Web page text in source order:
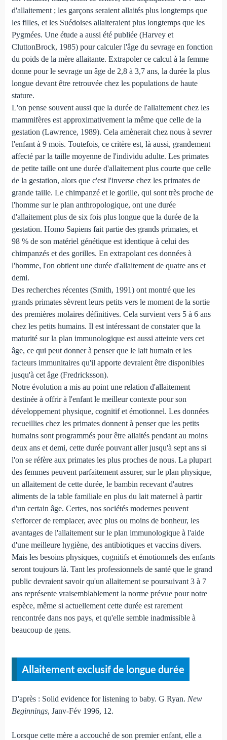
d'allaitement ; les garçons seraient allaités plus longtemps que
les filles, et les Suédoises allaiteraient plus longtemps que les
Pygmées. Une étude a aussi été publiée (Harvey et
CluttonBrock, 1985) pour calculer l'âge du sevrage en fonction
du poids de la mère allaitante. Extrapoler ce calcul à la femme
donne pour le sevrage un âge de 2,8 à 3,7 ans, la durée la plus
longue devant être retrouvée chez les populations de haute
stature.
L'on pense souvent aussi que la durée de l'allaitement chez les
mammifères est approximativement la même que celle de la
gestation (Lawrence, 1989). Cela amènerait chez nous à sevrer
l'enfant à 9 mois. Toutefois, ce critère est, là aussi, grandement
affecté par la taille moyenne de l'individu adulte. Les primates
de petite taille ont une durée d'allaitement plus courte que celle
de la gestation, alors que c'est l'inverse chez les primates de
grande taille. Le chimpanzé et le gorille, qui sont très proche de
l'homme sur le plan anthropologique, ont une durée
d'allaitement plus de six fois plus longue que la durée de la
gestation. Homo Sapiens fait partie des grands primates, et
98 % de son matériel génétique est identique à celui des
chimpanzés et des gorilles. En extrapolant ces données à
l'homme, l'on obtient une durée d'allaitement de quatre ans et
demi.
Des recherches récentes (Smith, 1991) ont montré que les
grands primates sèvrent leurs petits vers le moment de la sortie
des premières molaires définitives. Cela survient vers 5 à 6 ans
chez les petits humains. Il est intéressant de constater que la
maturité sur la plan immunologique est aussi atteinte vers cet
âge, ce qui peut donner à penser que le lait humain et les
facteurs immunitaires qu'il apporte devraient être disponibles
jusqu'à cet âge (Fredricksson).
Notre évolution a mis au point une relation d'allaitement
destinée à offrir à l'enfant le meilleur contexte pour son
développement physique, cognitif et émotionnel. Les données
recueillies chez les primates donnent à penser que les petits
humains sont programmés pour être allaités pendant au moins
deux ans et demi, cette durée pouvant aller jusqu'à sept ans si
l'on se réfère aux primates les plus proches de nous. La plupart
des femmes peuvent parfaitement assurer, sur le plan physique,
un allaitement de cette durée, le bambin recevant d'autres
aliments de la table familiale en plus du lait maternel à partir
d'un certain âge. Certes, nos sociétés modernes peuvent
s'efforcer de remplacer, avec plus ou moins de bonheur, les
avantages de l'allaitement sur le plan immunologique à l'aide
d'une meilleure hygiène, des antibiotiques et vaccins divers.
Mais les besoins physiques, cognitifs et émotionnels des enfants
seront toujours là. Tant les professionnels de santé que le grand
public devraient savoir qu'un allaitement se poursuivant 3 à 7
ans représente vraisemblablement la norme prévue pour notre
espèce, même si actuellement cette durée est rarement
rencontrée dans nos pays, et qu'elle semble inadmissible à
beaucoup de gens.
Allaitement exclusif de longue durée
D'après : Solid evidence for listening to baby. G Ryan. New
Beginnings, Janv-Fév 1996, 12.
Lorsque cette mère a accouché de son premier enfant, elle a